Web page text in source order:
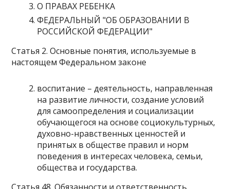
О ПРАВАХ РЕБЕНКА
ФЕДЕРАЛЬНЫЙ "ОБ ОБРАЗОВАНИИ В
РОССИЙСКОЙ ФЕДЕРАЦИИ"
Статья 2. Основные понятия, используемые в
настоящем Федеральном законе
воспитание – деятельность, направленная
на развитие личности, создание условий
для самоопределения и социализации
обучающегося на основе социокультурных,
духовно-нравственных ценностей и
принятых в обществе правил и норм
поведения в интересах человека, семьи,
общества и государства.